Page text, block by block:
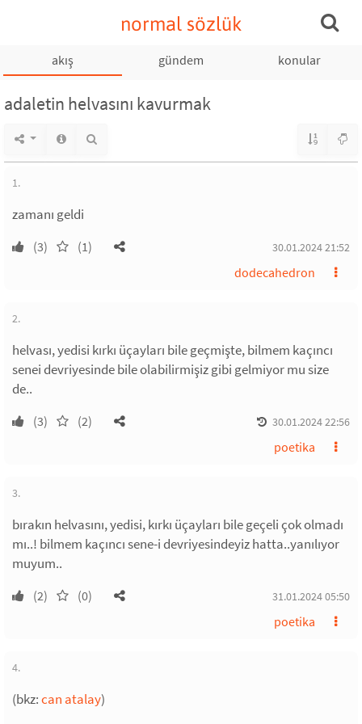
normal sözlük
akış gündem konular
adaletin helvasını kavurmak
1.
zamanı geldi
(3) (1) 30.01.2024 21:52
dodecahedron
2.
helvası, yedisi kırkı üçayları bile geçmişte, bilmem kaçıncı
senei devriyesinde bile olabilirmişiz gibi gelmiyor mu size
de..
(3) (2) 30.01.2024 22:56
poetika
3.
bırakın helvasını, yedisi, kırkı üçayları bile geçeli çok olmadı
mı..! bilmem kaçıncı sene-i devriyesindeyiz hatta..yanılıyor
muyum..
(2) (0) 31.01.2024 05:50
poetika
4.
(bkz:can atalay)